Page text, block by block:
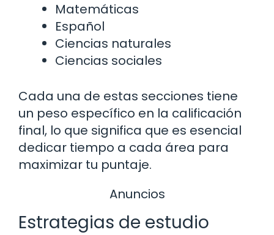
Matemáticas
Español
Ciencias naturales
Ciencias sociales
Cada una de estas secciones tiene
un peso específico en la calificación
final, lo que significa que es esencial
dedicar tiempo a cada área para
maximizar tu puntaje.
Anuncios
Estrategias de estudio